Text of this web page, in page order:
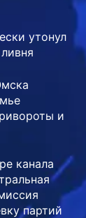
утонул
и
канала
партий